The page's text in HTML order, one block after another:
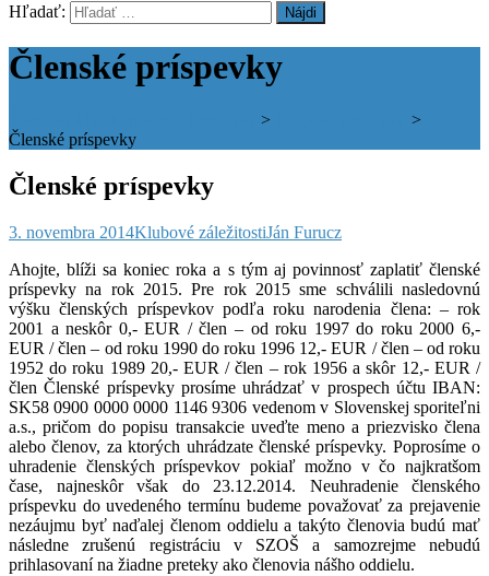
Hľadať:
Členské príspevky
>
>
Členské príspevky
Členské príspevky
3. novembra 2014Klubové záležitostiJán Furucz
Ahojte, blíži sa koniec roka a s tým aj povinnosť zaplatiť členské
príspevky na rok 2015. Pre rok 2015 sme schválili nasledovnú
výšku členských príspevkov podľa roku narodenia člena: – rok
2001 a neskôr 0,- EUR / člen – od roku 1997 do roku 2000 6,-
EUR / člen – od roku 1990 do roku 1996 12,- EUR / člen – od roku
1952 do roku 1989 20,- EUR / člen – rok 1956 a skôr 12,- EUR /
člen Členské príspevky prosíme uhrádzať v prospech účtu IBAN:
SK58 0900 0000 0000 1146 9306 vedenom v Slovenskej sporiteľni
a.s., pričom do popisu transakcie uveďte meno a priezvisko člena
alebo členov, za ktorých uhrádzate členské príspevky. Poprosíme o
uhradenie členských príspevkov pokiaľ možno v čo najkratšom
čase, najneskôr však do 23.12.2014. Neuhradenie členského
príspevku do uvedeného termínu budeme považovať za prejavenie
nezáujmu byť naďalej členom oddielu a takýto členovia budú mať
následne zrušenú registráciu v SZOŠ a samozrejme nebudú
prihlasovaní na žiadne preteky ako členovia nášho oddielu.